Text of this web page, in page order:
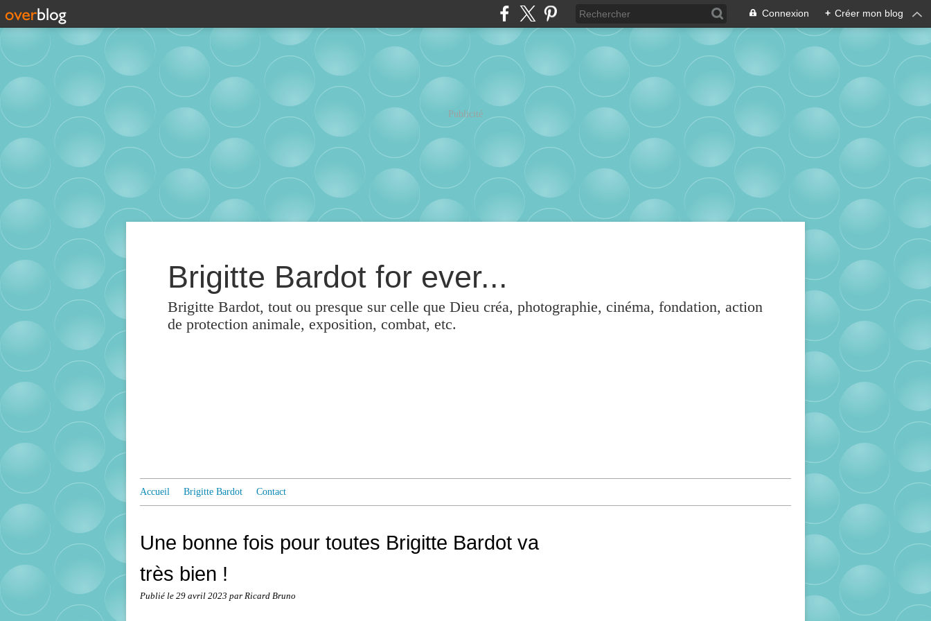
Connexion + Créer mon blog
Publicité
Brigitte Bardot for ever...
Brigitte Bardot, tout ou presque sur celle que Dieu créa, photographie, cinéma, fondation, action
de protection animale, exposition, combat, etc.
Accueil Brigitte Bardot Contact
Une bonne fois pour toutes Brigitte Bardot va
très bien !
Publié le 29 avril 2023 par Ricard Bruno